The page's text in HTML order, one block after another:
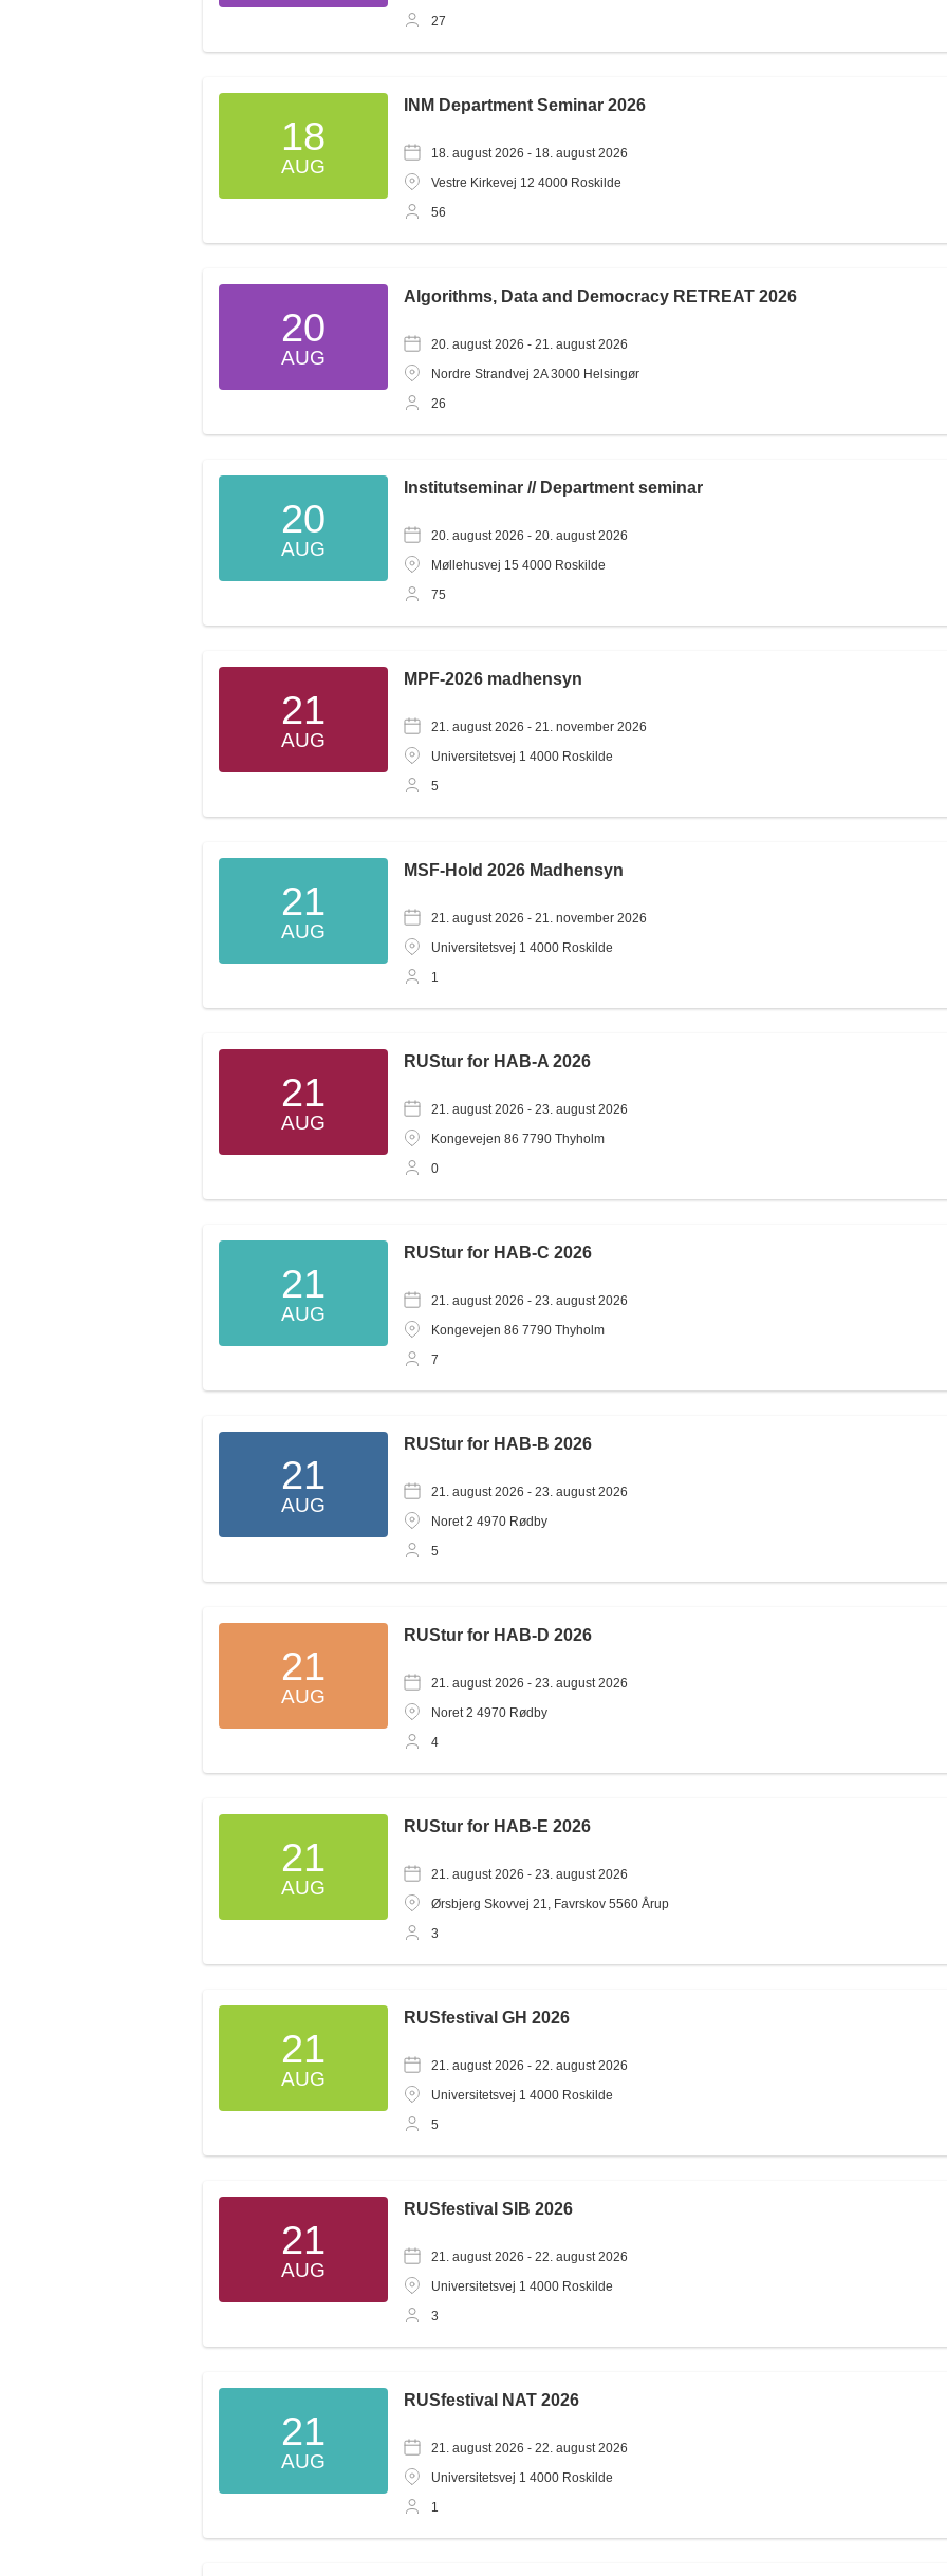
27
18
AUG
INM Department Seminar 2026
18. august 2026 - 18. august 2026
Vestre Kirkevej 12 4000 Roskilde
56
20
AUG
Algorithms, Data and Democracy RETREAT 2026
20. august 2026 - 21. august 2026
Nordre Strandvej 2A 3000 Helsingør
26
20
AUG
Institutseminar // Department seminar
20. august 2026 - 20. august 2026
Møllehusvej 15 4000 Roskilde
75
21
AUG
MPF-2026 madhensyn
21. august 2026 - 21. november 2026
Universitetsvej 1 4000 Roskilde
5
21
AUG
MSF-Hold 2026 Madhensyn
21. august 2026 - 21. november 2026
Universitetsvej 1 4000 Roskilde
1
21
AUG
RUStur for HAB-A 2026
21. august 2026 - 23. august 2026
Kongevejen 86 7790 Thyholm
0
21
AUG
RUStur for HAB-C 2026
21. august 2026 - 23. august 2026
Kongevejen 86 7790 Thyholm
7
21
AUG
RUStur for HAB-B 2026
21. august 2026 - 23. august 2026
Noret 2 4970 Rødby
5
21
AUG
RUStur for HAB-D 2026
21. august 2026 - 23. august 2026
Noret 2 4970 Rødby
4
21
AUG
RUStur for HAB-E 2026
21. august 2026 - 23. august 2026
Ørsbjerg Skovvej 21, Favrskov 5560 Årup
3
21
AUG
RUSfestival GH 2026
21. august 2026 - 22. august 2026
Universitetsvej 1 4000 Roskilde
5
21
AUG
RUSfestival SIB 2026
21. august 2026 - 22. august 2026
Universitetsvej 1 4000 Roskilde
3
21
AUG
RUSfestival NAT 2026
21. august 2026 - 22. august 2026
Universitetsvej 1 4000 Roskilde
1